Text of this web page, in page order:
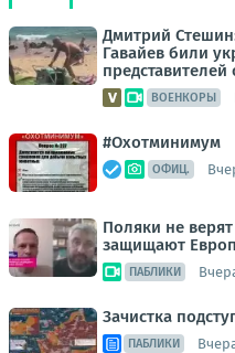
Дмитрий
Гавайев били
ВОЕНКОРЫ
#Охотминимум
ОФИЦ.
Поляки не
защищают
ПАБЛИКИ
Зачистка
ПАБЛИКИ